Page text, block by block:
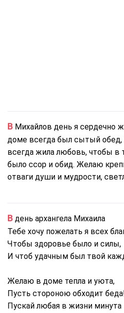
В Михайлов день я сердечно желаю, чтобы в твоем
доме всегда был сытый
всегда жила любовь, чтобы в
было ссор и обид. Желаю
отваги души и мудрости,
В день архангела Михаила
Тебе хочу пожелать я всех
Чтобы здоровье было и силы,
И чтоб удачным был твой
Желаю в доме тепла и уюта,
Пусть стороною обходит
Пускай любая в жизни минута